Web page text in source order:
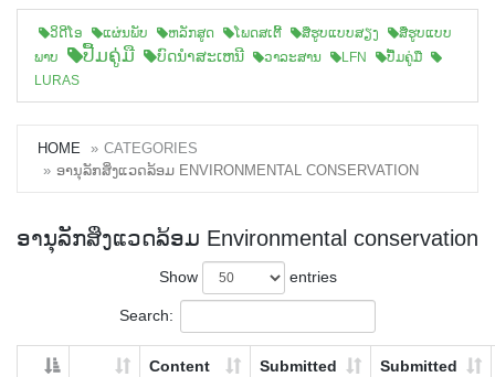
ວິດີໂອ ແຜ່ນພັບ ຫລັກສູດ ໂພດສເຕີ້ ສືຮູບແບບສຽງ
ສື່ຮູບແບບ
ພາບ
ປື້ມຄູ່ມື ບົດນຳສະເຫນີ ວາລະສານ LFN
ປື້ມຄູ່ມື
LURAS
HOME
CATEGORIES
ອານຸລັກສິ່ງແວດລ້ອມ ENVIRONMENTAL CONSERVATION
ອານຸລັກສິ່ງແວດລ້ອມ Environmental conservation
Show entries
Search:
Content
Submitted
Submitted